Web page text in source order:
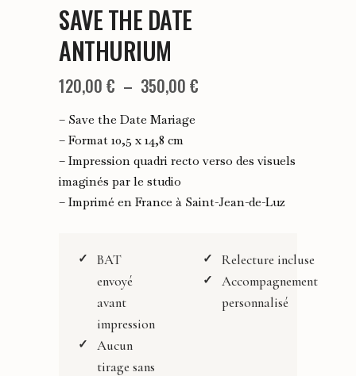
SAVE THE DATE
ANTHURIUM
120,00 € – 350,00 €
120,00 €
à
– Save the Date Mariage
– Format 10,5 x 14,8 cm
– Impression quadri recto verso des visuels
imaginés par le studio
– Imprimé en France à Saint-Jean-de-Luz
BAT
envoyé
avant
impression
Aucun
tirage sans
Relecture incluse
Accompagnement
personnalisé